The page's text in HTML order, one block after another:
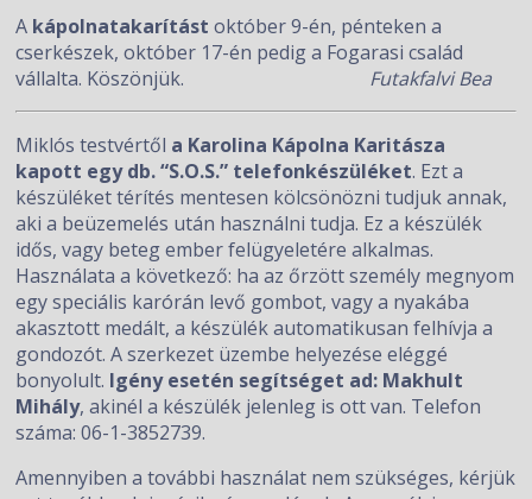
A kápolnatakarítást október 9-én, pénteken a
cserkészek, október 17-én pedig a Fogarasi család
vállalta. Köszönjük. Futakfalvi Bea
Miklós testvértől a Karolina Kápolna Karitásza
kapott egy db. “S.O.S.” telefonkészüléket. Ezt a
készüléket térítés mentesen kölcsönözni tudjuk annak,
aki a beüzemelés után használni tudja. Ez a készülék
idős, vagy beteg ember felügyeletére alkalmas.
Használata a következő: ha az őrzött személy megnyom
egy speciális karórán levő gombot, vagy a nyakába
akasztott medált, a készülék automatikusan felhívja a
gondozót. A szerkezet üzembe helyezése eléggé
bonyolult. Igény esetén segítséget ad: Makhult
Mihály, akinél a készülék jelenleg is ott van. Telefon
száma: 06-1-3852739.
Amennyiben a további használat nem szükséges, kérjük